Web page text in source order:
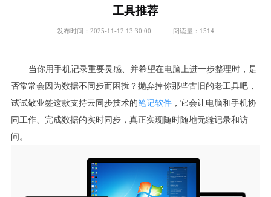
工具推荐
发布时间：2025-11-12 13:30:00 阅读量：1514
当你用手机记录重要灵感、并希望在电脑上进一步整理时，是
否常常会因为数据不同步而困扰？抛弃掉你那些古旧的老工具吧，
试试敬业签这款支持云同步技术的笔记软件，它会让电脑和手机协
同工作、完成数据的实时同步，真正实现随时随地无缝记录和访
问。